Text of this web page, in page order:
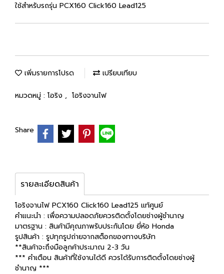
ใช้สำหรับรถรุ่น PCX160 Click160 Lead125
เพิ่มรายการโปรด เปรียบเทียบ
หมวดหมู่ : โอริง , โอริงจานไฟ
Share
รายละเอียดสินค้า
โอริงจานไฟ PCX160 Click160 Lead125 แท้ศูนย์
คำแนะนำ : เพื่อความปลอดภัยควรติดตั้งโดยช่างผู้ชำนาญ
มาตรฐาน : สินค้ามีคุณภาพรับประกันโดย ยี่ห้อ Honda
รูปสินค้า : รูปทุกรูปถ่ายจากสต็อกของทางบริษัท
**สินค้าจะถึงมือลูกค้าประมาณ 2-3 วัน
*** คำเตือน สินค้าที่ใช้งานได้ดี ควรได้รับการติดตั้งโดยช่างผู้
ชำนาญ ***